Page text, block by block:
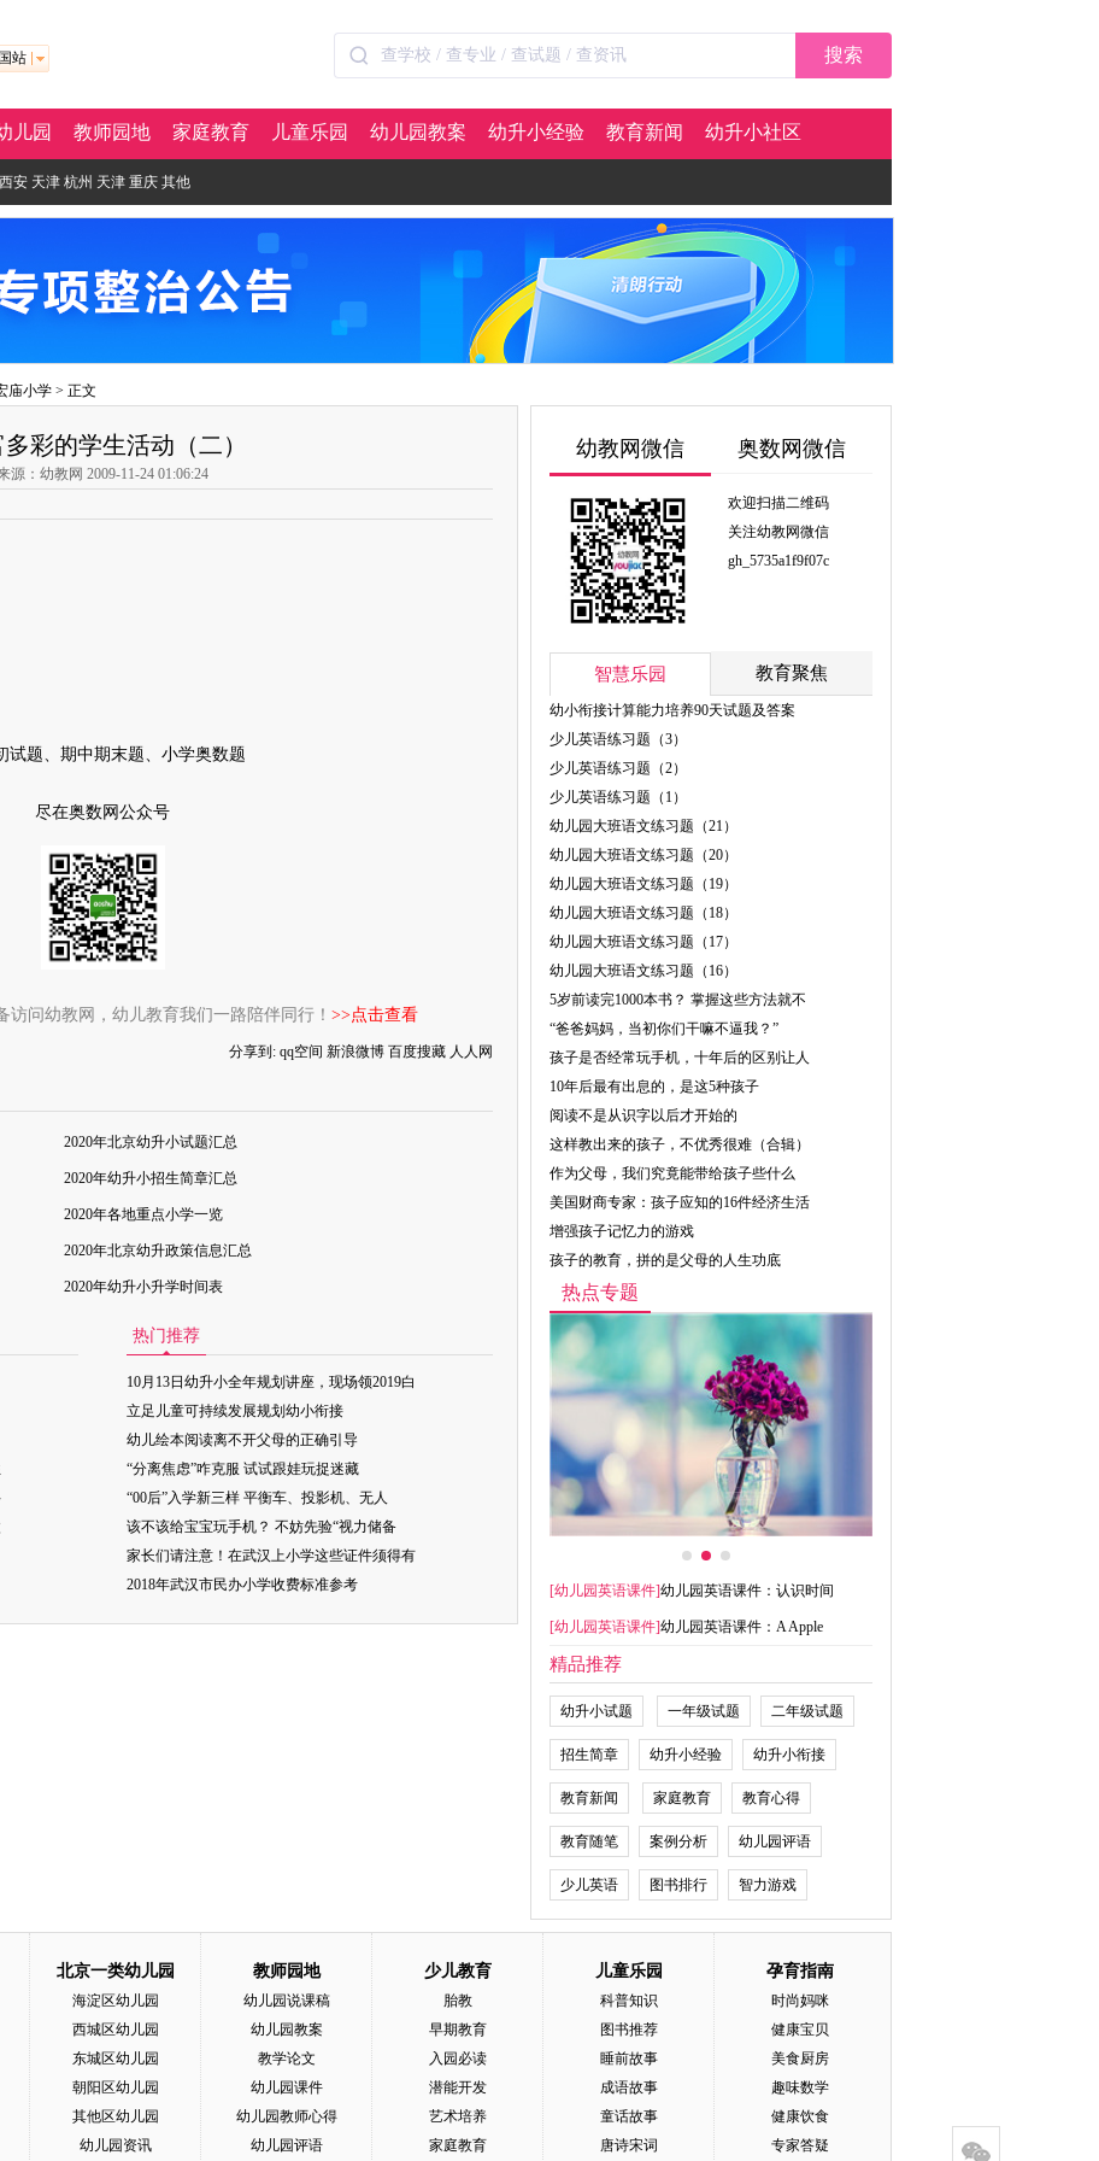
站 搜索
儿园 教师园地 家庭教育 儿童乐园 幼儿园教案 幼升小经验 教育新闻 幼升小社区
西安 天津 杭州 天津 重庆 其他
庙小学 > 正文
彩的学生活动（二）
源：幼教网 2009-11-24 01:06:24
试题、期中期末题、小学奥数题
尽在奥数网公众号
问幼教网，幼儿教育我们一路陪伴同行！ >>点击查看
分享到: qq空间 新浪微博 百度搜藏 人人网
2020年北京幼升小试题汇总
2020年幼升小招生简章汇总
2020年各地重点小学一览
2020年北京幼升政策信息汇总
2020年幼升小升学时间表
热门推荐
10月13日幼升小全年规划讲座，现场领2019白
立足儿童可持续发展规划幼小衔接
幼儿绘本阅读离不开父母的正确引导
“分离焦虑”咋克服 试试跟娃玩捉迷藏
“00后”入学新三样 平衡车、投影机、无人
该不该给宝宝玩手机？ 不妨先验“视力储备
家长们请注意！在武汉上小学这些证件须得有
2018年武汉市民办小学收费标准参考
幼教网微信 奥数网微信
欢迎扫描二维码
关注幼教网微信
gh_5735a1f9f07c
智慧乐园 教育聚焦
幼小衔接计算能力培养90天试题及答案
少儿英语练习题（3）
少儿英语练习题（2）
少儿英语练习题（1）
幼儿园大班语文练习题（21）
幼儿园大班语文练习题（20）
幼儿园大班语文练习题（19）
幼儿园大班语文练习题（18）
幼儿园大班语文练习题（17）
幼儿园大班语文练习题（16）
5岁前读完1000本书？ 掌握这些方法就不
“爸爸妈妈，当初你们干嘛不逼我？”
孩子是否经常玩手机，十年后的区别让人
10年后最有出息的，是这5种孩子
阅读不是从识字以后才开始的
这样教出来的孩子，不优秀很难（合辑）
作为父母，我们究竟能带给孩子些什么
美国财商专家：孩子应知的16件经济生活
增强孩子记忆力的游戏
孩子的教育，拼的是父母的人生功底
热点专题
[幼儿园英语课件]幼儿园英语课件：认识时间
[幼儿园英语课件]幼儿园英语课件：A Apple
精品推荐
幼升小试题 一年级试题 二年级试题
招生简章 幼升小经验 幼升小衔接
教育新闻 家庭教育 教育心得
教育随笔 案例分析 幼儿园评语
少儿英语 图书排行 智力游戏
北京一类幼儿园
海淀区幼儿园
西城区幼儿园
东城区幼儿园
朝阳区幼儿园
其他区幼儿园
幼儿园资讯
教师园地
幼儿园说课稿
幼儿园教案
教学论文
幼儿园课件
幼儿园教师心得
幼儿园评语
少儿教育
胎教
早期教育
入园必读
潜能开发
艺术培养
家庭教育
儿童乐园
科普知识
图书推荐
睡前故事
成语故事
童话故事
唐诗宋词
孕育指南
时尚妈咪
健康宝贝
美食厨房
趣味数学
健康饮食
专家答疑